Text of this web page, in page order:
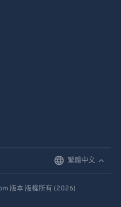
繁體中文
版本 版權所有 (2026)